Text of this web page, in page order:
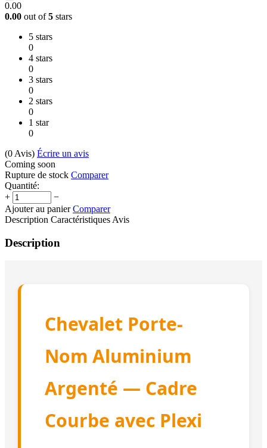
0.00
0.00 out of5 stars
5 stars
0
4 stars
0
3 stars
0
2 stars
0
1 star
0
(0 Avis) Écrire un avis
Coming soon
Rupture de stock Comparer
Quantité:
+
−
Ajouter au panier Comparer
Description Caractéristiques Avis
Description
Chevalet Porte-
Nom Aluminium
Argenté — Cadre
Courbe avec Plexi